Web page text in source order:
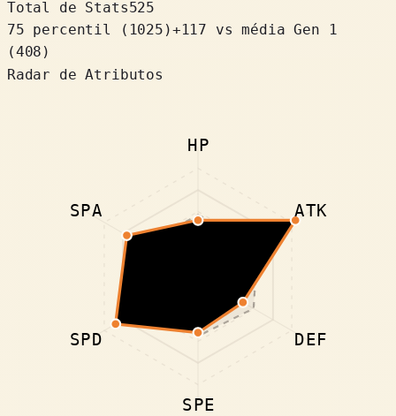
Total de Stats525
75 percentil
( 1025 )+117
vs média Gen 1
(408)
Radar de Atributos
HP
ATK
DEF
SPE
SPD
SPA